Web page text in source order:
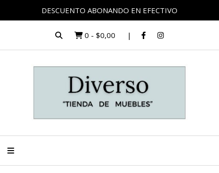
DESCUENTO ABONANDO EN EFECTIVO
0 - $0,00